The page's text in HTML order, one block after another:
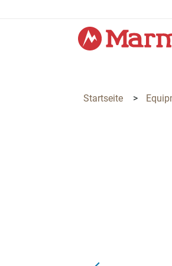
Startseite >